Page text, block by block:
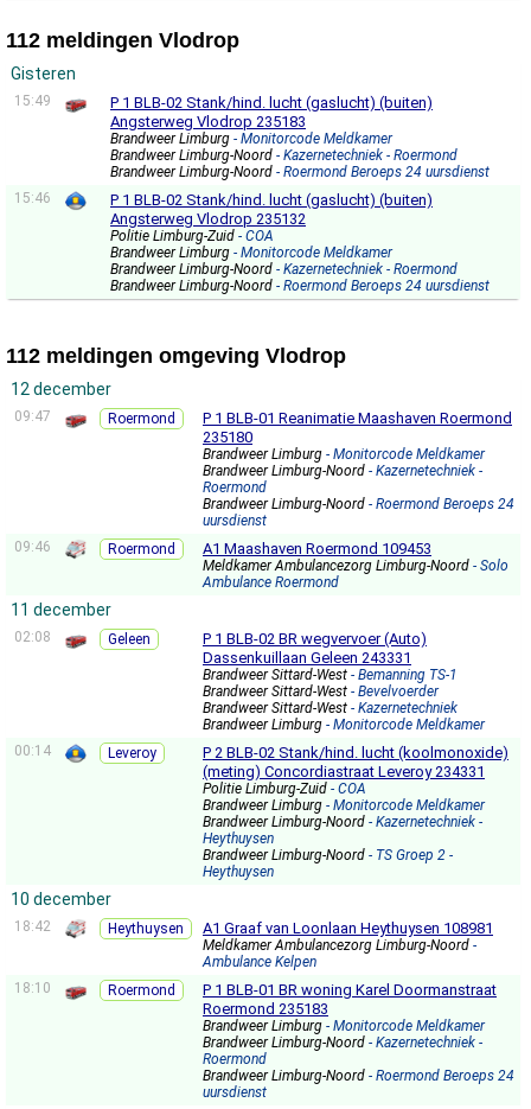
112 meldingen Vlodrop
Gisteren
15:49
P 1 BLB-02 Stank/hind. lucht (gaslucht) (buiten)
Angsterweg Vlodrop 235183
Brandweer Limburg - Monitorcode Meldkamer
Brandweer Limburg-Noord - Kazernetechniek - Roermond
Brandweer Limburg-Noord - Roermond Beroeps 24 uursdienst
15:46
P 1 BLB-02 Stank/hind. lucht (gaslucht) (buiten)
Angsterweg Vlodrop 235132
Politie Limburg-Zuid - COA
Brandweer Limburg - Monitorcode Meldkamer
Brandweer Limburg-Noord - Kazernetechniek - Roermond
Brandweer Limburg-Noord - Roermond Beroeps 24 uursdienst
112 meldingen omgeving Vlodrop
12 december
09:47 Roermond
P 1 BLB-01 Reanimatie Maashaven Roermond
235180
Brandweer Limburg - Monitorcode Meldkamer
Brandweer Limburg-Noord - Kazernetechniek -
Roermond
Brandweer Limburg-Noord - Roermond Beroeps 24
uursdienst
09:46
Roermond A1 Maashaven Roermond 109453
Meldkamer Ambulancezorg Limburg-Noord - Solo
Ambulance Roermond
11 december
02:08 Geleen
P 1 BLB-02 BR wegvervoer (Auto)
Dassenkuillaan Geleen 243331
Brandweer Sittard-West - Bemanning TS-1
Brandweer Sittard-West - Bevelvoerder
Brandweer Sittard-West - Kazernetechniek
Brandweer Limburg - Monitorcode Meldkamer
00:14
Leveroy
P 2 BLB-02 Stank/hind. lucht (koolmonoxide)
(meting) Concordiastraat Leveroy 234331
Politie Limburg-Zuid - COA
Brandweer Limburg - Monitorcode Meldkamer
Brandweer Limburg-Noord - Kazernetechniek -
Heythuysen
Brandweer Limburg-Noord - TS Groep 2 -
Heythuysen
10 december
18:42 Heythuysen A1 Graaf van Loonlaan Heythuysen 108981
Meldkamer Ambulancezorg Limburg-Noord -
Ambulance Kelpen
18:10
Roermond
P 1 BLB-01 BR woning Karel Doormanstraat
Roermond 235183
Brandweer Limburg - Monitorcode Meldkamer
Brandweer Limburg-Noord - Kazernetechniek -
Roermond
Brandweer Limburg-Noord - Roermond Beroeps 24
uursdienst